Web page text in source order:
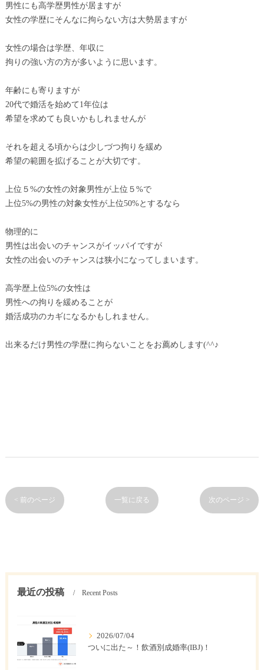
男性にも高学歴男性が居ますが
女性の学歴にそんなに拘らない方は大勢居ますが
女性の場合は学歴、年収に
拘りの強い方の方が多いように思います。
年齢にも寄りますが
20代で婚活を始めて1年位は
希望を求めても良いかもしれませんが
それを超える頃からは少しづつ拘りを緩め
希望の範囲を拡げることが大切です。
上位５%の女性の対象男性が上位５%で
上位5%の男性の対象女性が上位50%とするなら
物理的に
男性は出会いのチャンスがイッパイですが
女性の出会いのチャンスは狭小になってしまいます。
高学歴上位5%の女性は
男性への拘りを緩めることが
婚活成功のカギになるかもしれません。
出来るだけ男性の学歴に拘らないことをお薦めします(^^♪
< 前のページ 一覧に戻る 次のページ >
最近の投稿 Recent Posts
2026/07/04
ついに出た～！飲酒別成婚率(IBJ)！